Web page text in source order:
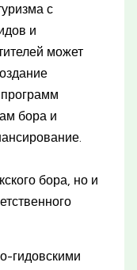
с
и
может
бора и
бора, но и
гидовскими